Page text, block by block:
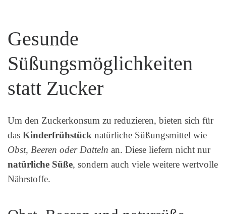
Gesunde
Süßungsmöglichkeiten
statt Zucker
Um den Zuckerkonsum zu reduzieren, bieten sich für
das Kinderfrühstück natürliche Süßungsmittel wie
Obst, Beeren oder Datteln an. Diese liefern nicht nur
natürliche Süße, sondern auch viele weitere wertvolle
Nährstoffe.